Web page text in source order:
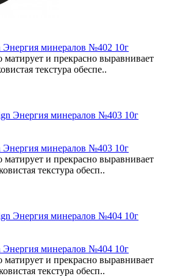
Энергия минералов №402 10г
и прекрасно выравнивает
текстура обеспе..
Энергия минералов №403 10г
и прекрасно выравнивает
текстура обесп..
Энергия минералов №404 10г
и прекрасно выравнивает
текстура обесп..